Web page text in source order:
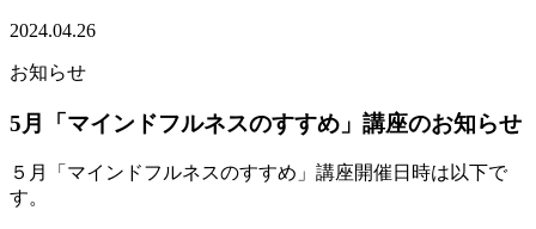
2024.04.26
お知らせ
5月「マインドフルネスのすすめ」講座のお知らせ
５月「マインドフルネスのすすめ」講座開催日時は以下で
す。